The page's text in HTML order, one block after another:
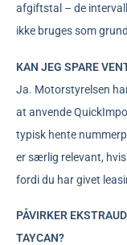
afgiftstal – de
ikke bruges som
KAN JEG SPARE
Ja. Motorstyrelsen
at anvende
typisk hente
er særlig relevant,
fordi du har givet
PÅVIRKER
TAYCAN?